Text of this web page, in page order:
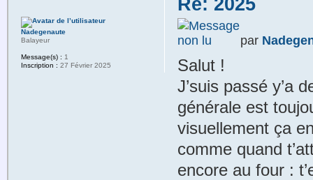
par
Salut !
J’suis passé y’a
générale est
visuellement ça
comme quand
encore au four :
Nadegenaute
Balayeur
Message(s) : 1
Inscription : 27 Février 2025